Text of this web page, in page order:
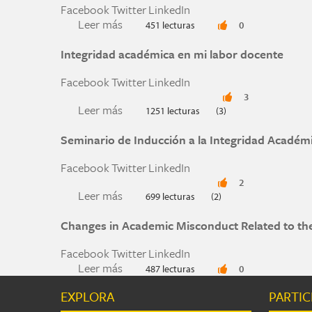
FacebookTwitterLinkedIn
Leer más sobre WALKING THE LINE
451 lecturas 0
Integridad académica en mi labor docente
FacebookTwitterLinkedIn
Leer más sobre Integridad académica en mi
1251 lecturas
3
(3)
Seminario de Inducción a la Integridad
FacebookTwitterLinkedIn
Leer más sobre Seminario de Inducción a la
699 lecturas
2
(2)
Changes in Academic Misconduct Related to
FacebookTwitterLinkedIn
Leer más sobre Changes in Academic
487 lecturas 0
Páginas
EXPLORA